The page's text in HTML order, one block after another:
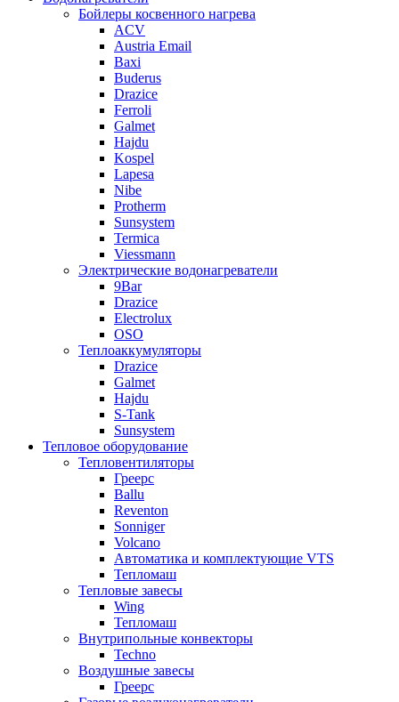
Бойлеры косвенного нагрева
ACV
Austria Email
Baxi
Buderus
Drazice
Ferroli
Galmet
Hajdu
Kospel
Lapesa
Nibe
Protherm
Sunsystem
Termica
Viessmann
Электрические водонагреватели
9Bar
Drazice
Electrolux
OSO
Теплоаккумуляторы
Drazice
Galmet
Hajdu
S-Tank
Sunsystem
Тепловое оборудование
Тепловентиляторы
Греерс
Ballu
Reventon
Sonniger
Volcano
Автоматика и комплектующие VTS
Тепломаш
Тепловые завесы
Wing
Тепломаш
Внутрипольные конвекторы
Techno
Воздушные завесы
Греерс